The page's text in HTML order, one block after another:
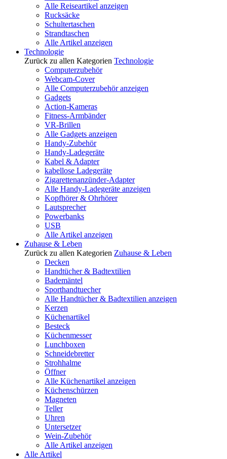
Alle Reiseartikel anzeigen
Rucksäcke
Schultertaschen
Strandtaschen
Alle Artikel anzeigen
Technologie
Zurück zu allen Kategorien Technologie
Computerzubehör
Webcam-Cover
Alle Computerzubehör anzeigen
Gadgets
Action-Kameras
Fitness-Armbänder
VR-Brillen
Alle Gadgets anzeigen
Handy-Zubehör
Handy-Ladegeräte
Kabel & Adapter
kabellose Ladegeräte
Zigarettenanzünder-Adapter
Alle Handy-Ladegeräte anzeigen
Kopfhörer & Ohrhörer
Lautsprecher
Powerbanks
USB
Alle Artikel anzeigen
Zuhause & Leben
Zurück zu allen Kategorien Zuhause & Leben
Decken
Handtücher & Badtextilien
Bademäntel
Sporthandtuecher
Alle Handtücher & Badtextilien anzeigen
Kerzen
Küchenartikel
Besteck
Küchenmesser
Lunchboxen
Schneidebretter
Strohhalme
Öffner
Alle Küchenartikel anzeigen
Küchenschürzen
Magneten
Teller
Uhren
Untersetzer
Wein-Zubehör
Alle Artikel anzeigen
Alle Artikel